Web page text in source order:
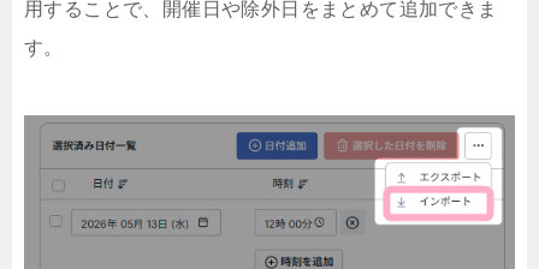
用することで、開催日や除外日をまとめて追加できま
す。